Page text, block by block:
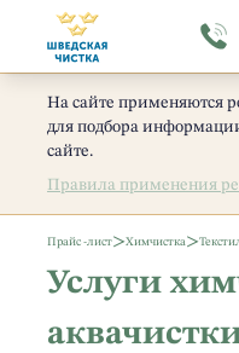
На сайте применяются
для подбора
сайте.
Правила применения
Прайс -лист>Химчистка>
Услуги